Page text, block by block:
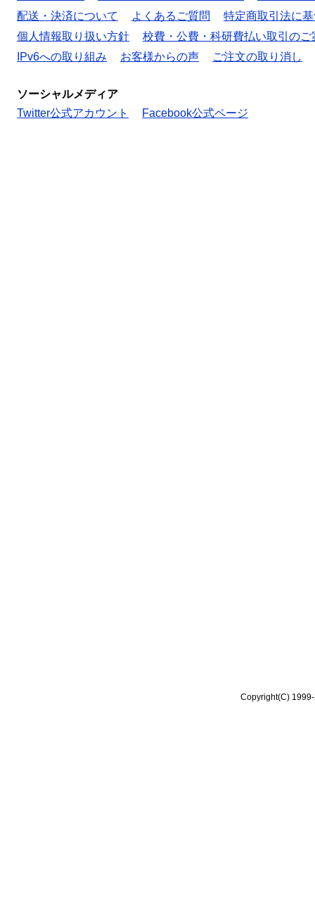
配送・決済について
よくあるご質問
特定商取引法に
個人情報取り扱い方針
校費・公費・科研費払い取引のご
IPv6への取り組み
お客様からの声 ご注文の取り消し
ソーシャルメディア
Twitter公式アカウント
Facebook公式ページ
Copyright(C)